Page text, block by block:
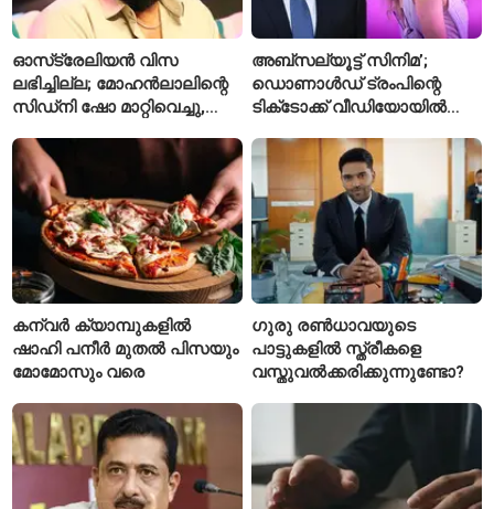
ഓസ്‌ട്രേലിയൻ വിസ
ലഭിച്ചില്ല; മോഹൻലാലിന്റെ
സിഡ്‌നി ഷോ മാറ്റിവെച്ചു,
ചോദിച്ച് താരം
അബ്സല്യൂട്ട് സിനിമ’;
ഡൊണാൾഡ് ട്രംപിന്റെ
ടിക്‌ടോക്ക് വീഡിയോയിൽ
‘August’ നീക്കം ചെയ്തു
കന്വർ ക്യാമ്പുകളിൽ
ഷാഹി പനീർ മുതൽ പിസയും
മോമോസും വരെ
ഗുരു രൺധാവയുടെ
പാട്ടുകളിൽ സ്ത്രീകളെ
വസ്തുവൽക്കരിക്കുന്നുണ്ടോ?